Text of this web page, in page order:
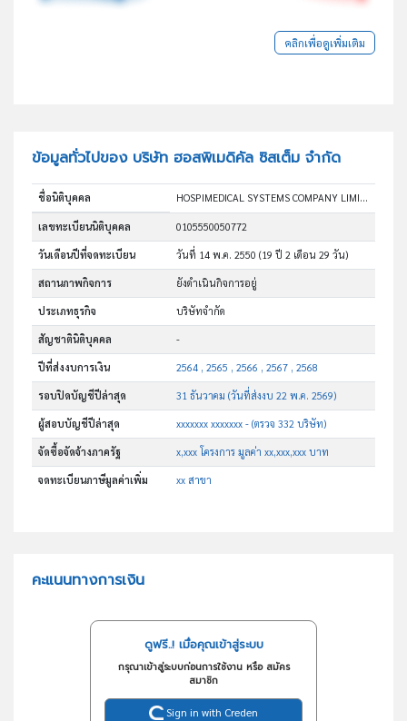
คลิกเพื่อดูเพิ่มเติม
ข้อมูลทั่วไปของ บริษัท ฮอสพิเมดิคัล ซิสเต็ม จำกัด
ชื่อนิติบุคคล HOSPIMEDICAL SYSTEMS COMPANY LIMITED
เลขทะเบียนนิติบุคคล 0105550050772
วันเดือนปีที่จดทะเบียน วันที่ 14 พ.ค. 2550(19 ปี 2 เดือน 29 วัน)
สถานภาพกิจการ ยังดำเนินกิจการอยู่
ประเภทธุรกิจ บริษัทจำกัด
สัญชาตินิติบุคคล -
ปีที่ส่งงบการเงิน 2564 , 2565 , 2566 , 2567 , 2568
รอบปิดบัญชีปีล่าสุด 31 ธันวาคม (วันที่ส่งงบ 22 พ.ค. 2569)
ผู้สอบบัญชีปีล่าสุด xxxxxxx xxxxxxx - (ตรวจ 332 บริษัท)
จัดซื้อจัดจ้างภาครัฐ x,xxx โครงการ มูลค่า xx,xxx,xxx บาท
จดทะเบียนภาษีมูลค่าเพิ่ม xx สาขา
คะแนนทางการเงิน
ดูฟรี..! เมื่อคุณเข้าสู่ระบบ
กรุณาเข้าสู่ระบบก่อนการใช้งาน หรือ สมัคร
สมาชิก
Sign in with Creden